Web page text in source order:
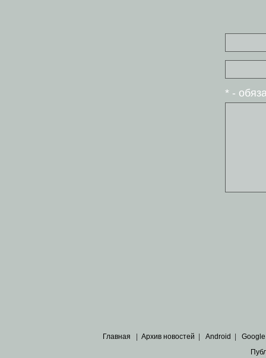
* -
Главная | Архив новостей | Android | Google